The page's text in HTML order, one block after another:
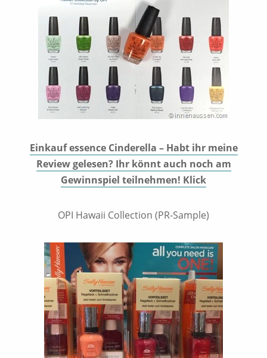
Einkauf essence Cinderella – Habt ihr meine
Review gelesen? Ihr könnt auch noch am
Gewinnspiel teilnehmen! Klick
OPI Hawaii Collection (PR-Sample)